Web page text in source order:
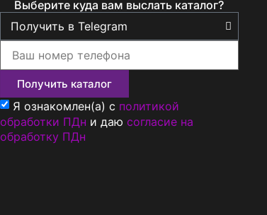
Выберите куда вам выслать каталог?
Получить каталог
Я ознакомлен(а) с политикой
обработки ПДн и даю согласие на
обработку ПДн